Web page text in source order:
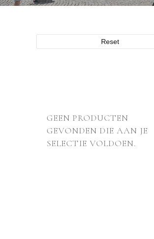
Reset
GEEN PRODUCTEN
GEVONDEN DIE AAN JE
SELECTIE VOLDOEN.